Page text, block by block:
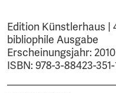
Edition Künstlerhaus |
bibliophile Ausgabe
Erscheinungsjahr: 2010
ISBN: 978-3-88423-351-